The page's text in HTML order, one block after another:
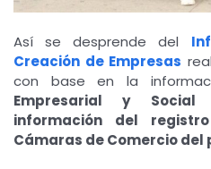
Así se desprende del
Creación de Empresas
con base en la
Empresarial y Social
información del
Cámaras de Comercio del